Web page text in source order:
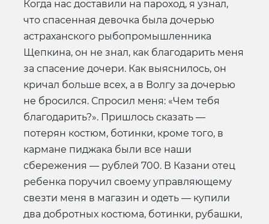
Когда нас доставили на пароход, я узнал,
что спасенная девочка была дочерью
астраханского рыбопромышленника
Щепкина, он не знал, как благодарить меня
за спасение дочери. Как выяснилось, он
кричал больше всех, а в Волгу за дочерью
не бросился. Спросил меня: «Чем тебя
благодарить?». Пришлось сказать —
потерян костюм, ботинки, кроме того, в
кармане пиджака были все наши
сбережения — рублей 700. В Казани отец
ребенка поручил своему управляющему
свезти меня в магазин и одеть — купили
два добротных костюма, ботинки, рубашки,